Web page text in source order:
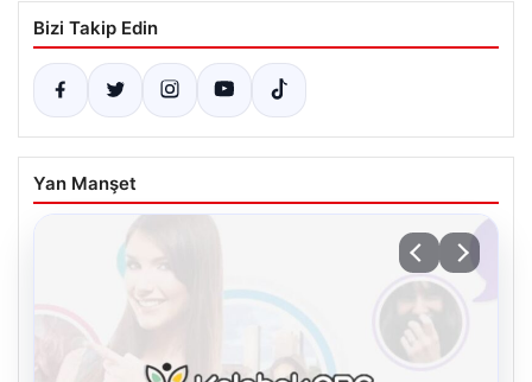
Bizi Takip Edin
Yan Manşet